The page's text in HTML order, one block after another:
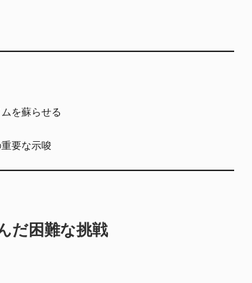
を蘇らせる
要な示唆
だ困難な挑戦